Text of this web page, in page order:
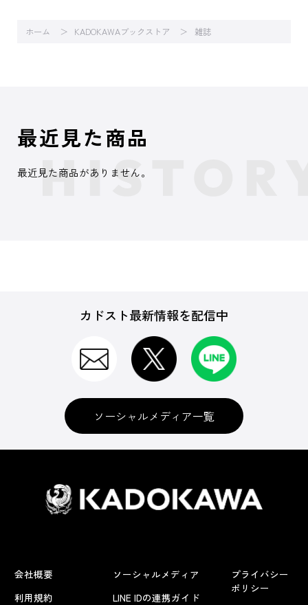
ホーム KADOKAWAブックストア 雑誌
最近見た商品
最近見た商品がありません。
カドスト最新情報を配信中
ソーシャルメディア一覧
会社概要
利用規約
ソーシャルメディア
LINE IDの連携ガイド
プライバシー
ポリシー